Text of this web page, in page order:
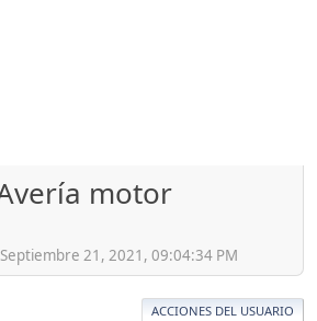
motor
21, 2021, 09:04:34 PM
ACCIONES DEL USUARIO